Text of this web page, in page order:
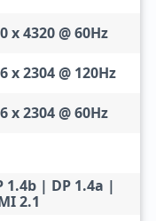
x 4320 @ 60Hz
x 2304 @ 120Hz
x 2304 @ 60Hz
1.4b | DP 1.4a |
2.1